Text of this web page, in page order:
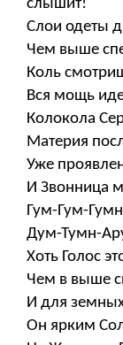
слышит!
Слои одеты
Чем выше
Коль
Вся мощь
Колокола
Материя
Уже
И Звонница
Гум-Гум-
Дум-Тумн-
Хоть Голос
Чем в выше
И для
Он ярким